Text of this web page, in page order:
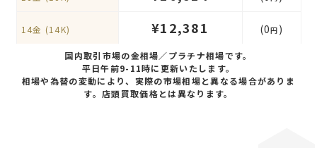
14金 (14K) ¥12,381 (0円 )
国内取引市場の金相場／プラチナ相場です。
平日午前9-11時に更新いたします。
相場や為替の変動により、実際の市場相場と異なる場合がありま
す。店頭買取価格とは異なります。